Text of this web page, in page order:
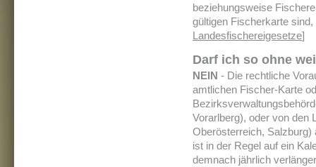
beziehungsweise
gültigen Fischerkarte
Landesfischereigesetze]
Darf ich so ohne
NEIN - Die rechtliche
amtlichen Fischer-Karte
Vorarlberg), oder von den
Oberösterreich,
ist in der Regel auf ein
demnach jährlich